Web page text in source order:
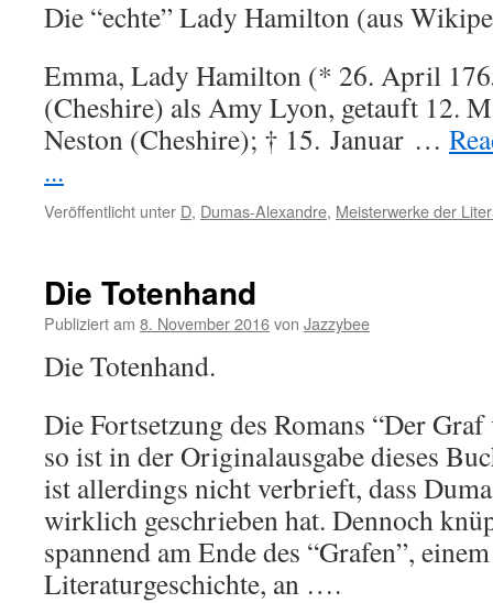
Die “echte” Lady Hamilton (aus
Emma, Lady Hamilton (* 26. April
(Cheshire) als Amy Lyon, getauft 12.
Neston (Cheshire); † 15. Januar …
...
Veröffentlicht unter D, Dumas-Alexandre, Meisterwerke der
Die Totenhand
Publiziert am 8. November 2016von Jazzybee
Die Totenhand.
Die Fortsetzung des Romans “Der
so ist in der Originalausgabe dieses
ist allerdings nicht verbrieft, dass
wirklich geschrieben hat. Dennoch
spannend am Ende des “Grafen”,
Literaturgeschichte, an ….